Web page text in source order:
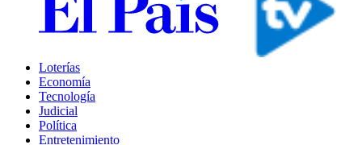
Loterías
Economía
Tecnología
Judicial
Política
Entretenimiento